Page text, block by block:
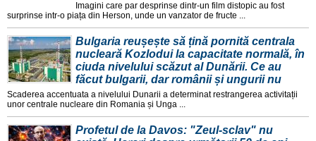
Imagini care par desprinse dintr-un film distopic au fost
surprinse intr-o piața din Herson, unde un vanzator de fructe ...
Bulgaria reușește să țină pornită centrala
nucleară Kozlodui la capacitate normală, în
ciuda nivelului scăzut al Dunării. Ce au
făcut bulgarii, dar românii și ungurii nu
Scaderea accentuata a nivelului Dunarii a determinat restrangerea activitații
unor centrale nucleare din Romania și Unga ...
Profetul de la Davos: "Zeul-sclav" nu